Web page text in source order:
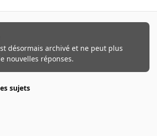
désormais archivé et ne peut plus
nouvelles réponses.
sujets